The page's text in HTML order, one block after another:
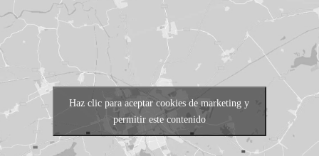
Haz clic para aceptar cookies de marketing y
permitir este contenido